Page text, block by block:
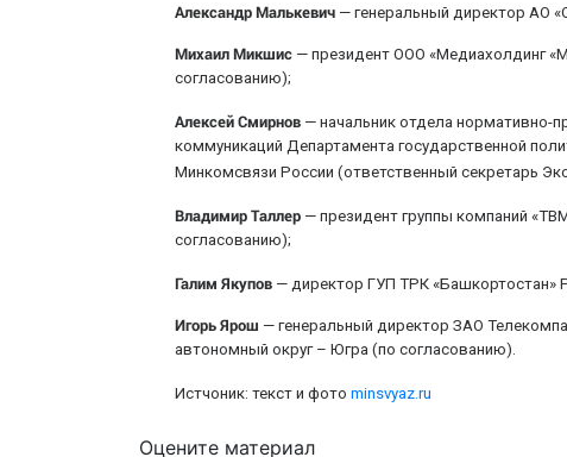
Александр Малькевич — генеральный директор АО
Михаил Микшис — президент ООО «Медиахолдинг
согласованию);
Алексей Смирнов — начальник отдела нормативно-
коммуникаций Департамента государственной
Минкомсвязи России (ответственный секретарь
Владимир Таллер — президент группы компаний
согласованию);
Галим Якупов — директор ГУП ТРК «Башкортостан»
Игорь Ярош — генеральный директор ЗАО
автономный округ – Югра (по согласованию).
Истчоник: текст и фото minsvyaz.ru
Оцените материал